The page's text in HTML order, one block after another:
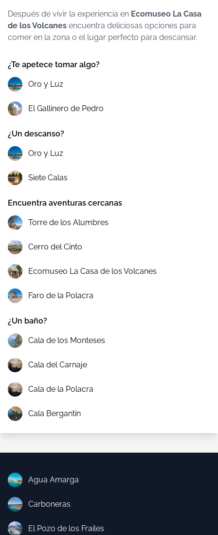
Después de vivir la experiencia en Ecomuseo La Casa
de los Volcanes encuentra deliciosas opciones para
comer en la zona o el lugar perfecto para descansar.
¿Te apetece tomar algo?
Oro y Luz
El Gallinero de Pedro
¿Un descanso?
Oro y Luz
Siete Calas
Encuentra aventuras cercanas
Torre de los Alumbres
Cerro del Cinto
Ecomuseo La Casa de los Volcanes
Faro de la Polacra
¿Un baño?
Cala de los Monteses
Cala del Carnaje
Cala de la Polacra
Cala Bergantín
Agua Amarga
Carboneras
El Pozo de los Frailes